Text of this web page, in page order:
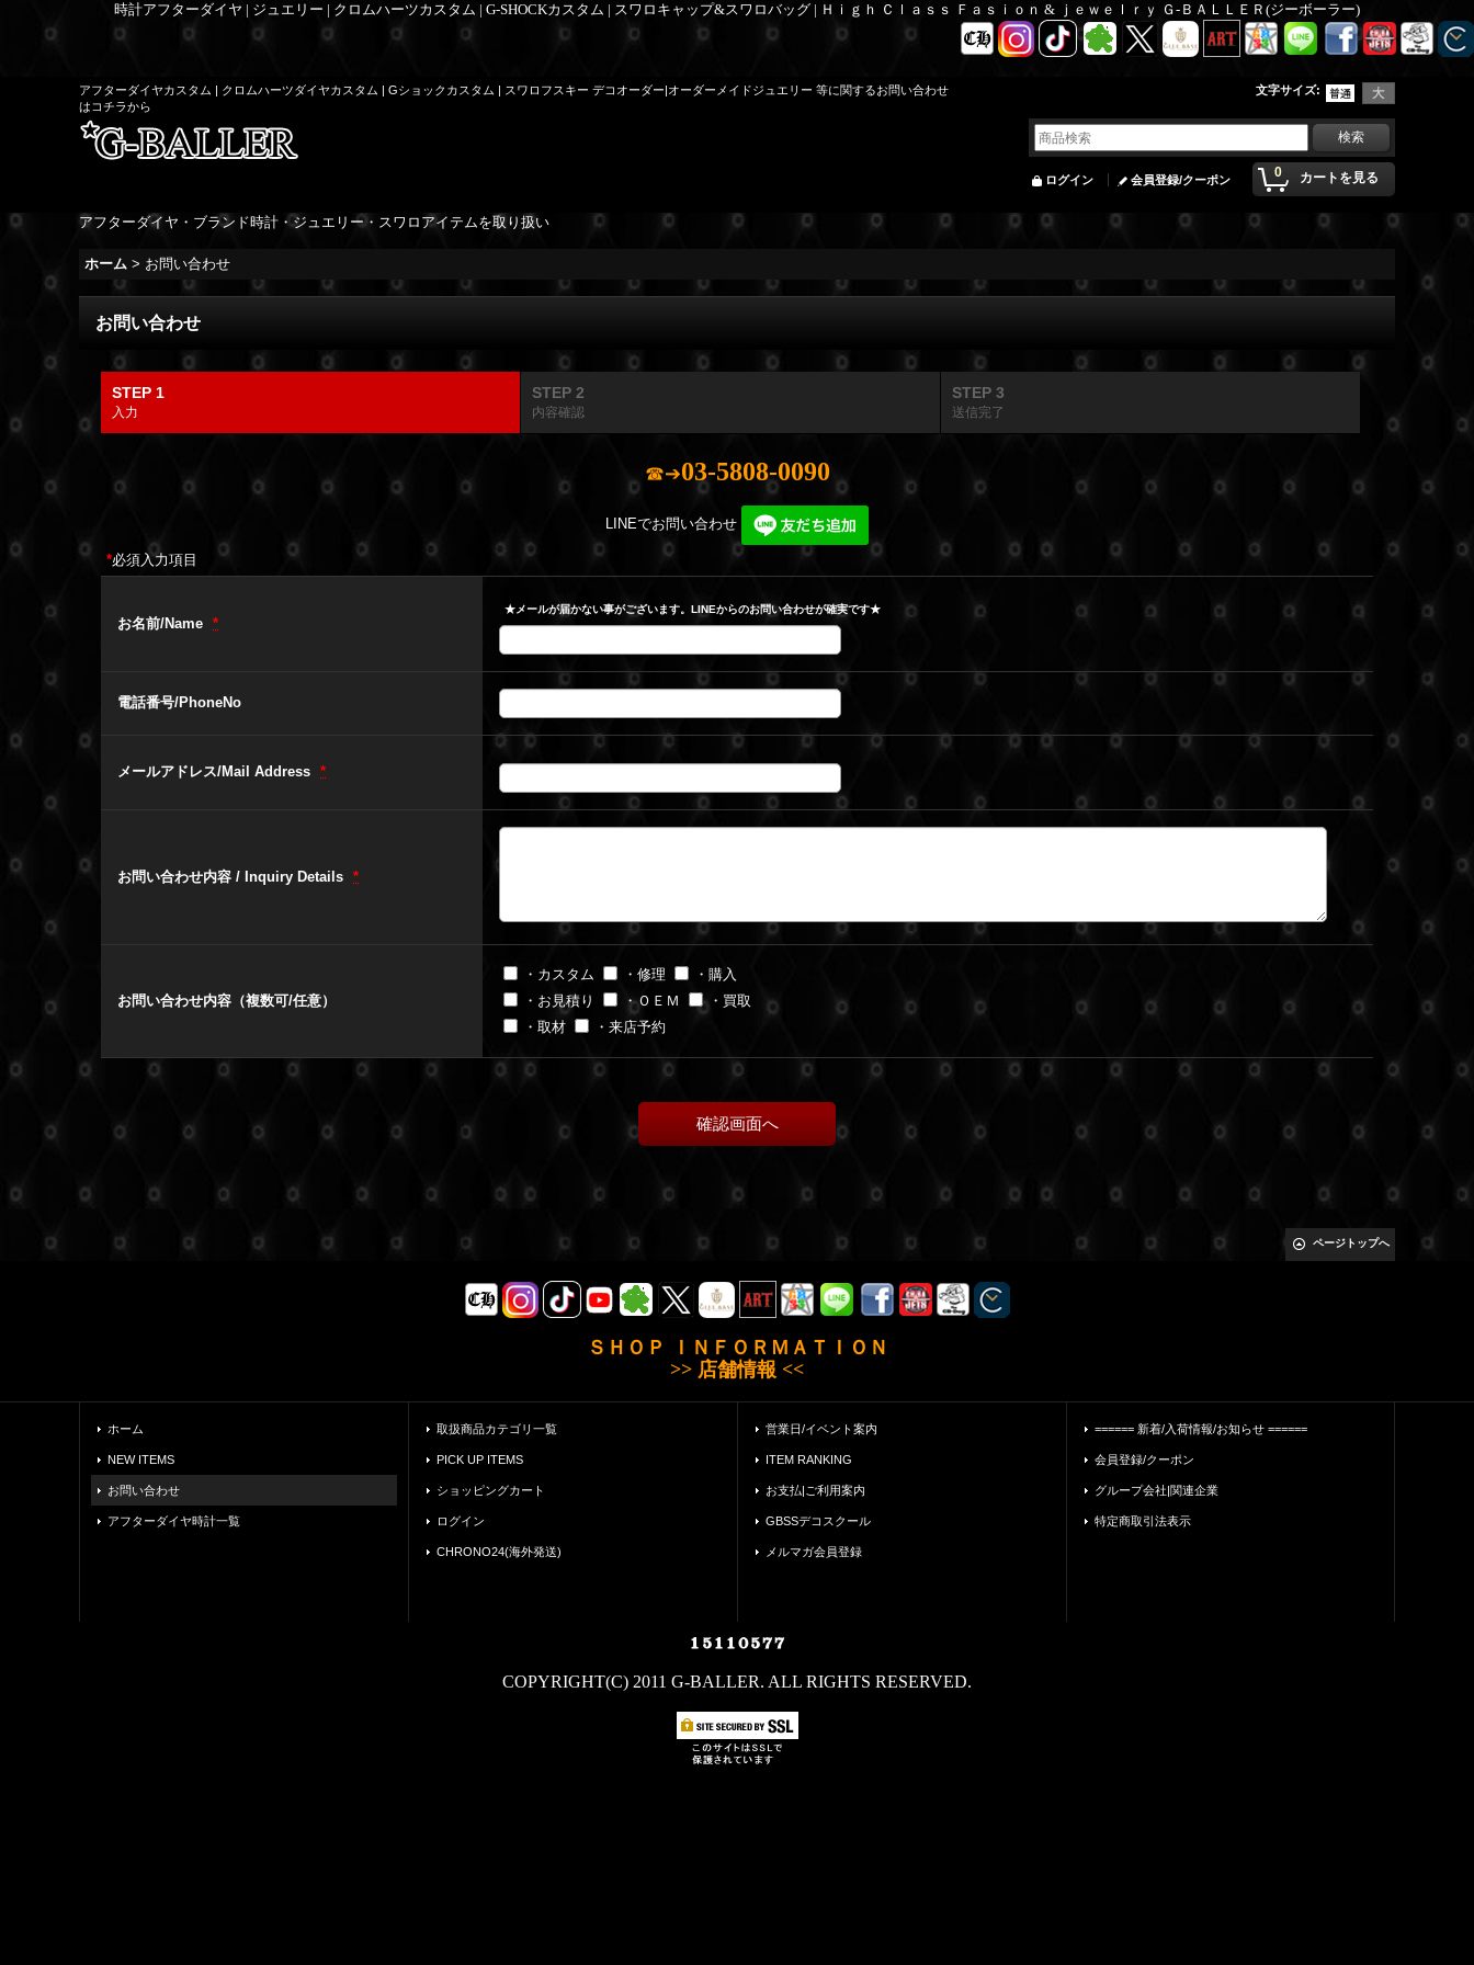
時計アフターダイヤ | ジュエリー | クロムハーツカスタム | G-SHOCKカスタム | スワロキャップ&スワロバッグ | Ｈｉｇｈ Ｃｌａｓｓ Ｆａｓｉｏｎ & ｊｅｗｅｌｒｙ Ｇ-ＢＡＬＬＥＲ(ジーボーラー)
アフターダイヤカスタム | クロムハーツダイヤカスタム | Gショックカスタム | スワロフスキー デコオーダー|オーダーメイドジュエリー 等に関するお問い合わせ
はコチラから
文字サイズ:
0 カートを見る
ログイン 会員登録/クーポン
アフターダイヤ・ブランド時計・ジュエリー・スワロアイテムを取り扱い
ホーム > お問い合わせ
お問い合わせ
STEP 1
入力
STEP 2
内容確認
STEP 3
送信完了
☎➔03-5808-0090
LINEでお問い合わせ
*必須入力項目
お名前/Name *
★メールが届かない事がございます。LINEからのお問い合わせが確実です★
電話番号/PhoneNo
メールアドレス/Mail Address *
お問い合わせ内容 / Inquiry Details *
お問い合わせ内容（複数可/任意）
・カスタム ・修理
・購入
・お見積り
・ＯＥＭ
・買取
・取材
・来店予約
ページトップへ
ＳＨＯＰ ＩＮＦＯＲＭＡＴＩＯＮ
>> 店舗情報 <<
ホーム
NEW ITEMS
お問い合わせ
アフターダイヤ時計一覧
取扱商品カテゴリ一覧
PICK UP ITEMS
ショッピングカート
ログイン
CHRONO24(海外発送)
営業日/イベント案内
ITEM RANKING
お支払|ご利用案内
GBSSデコスクール
メルマガ会員登録
====== 新着/入荷情報/お知らせ ======
会員登録/クーポン
グループ会社|関連企業
特定商取引法表示
COPYRIGHT(C) 2011 G-BALLER. ALL RIGHTS RESERVED.